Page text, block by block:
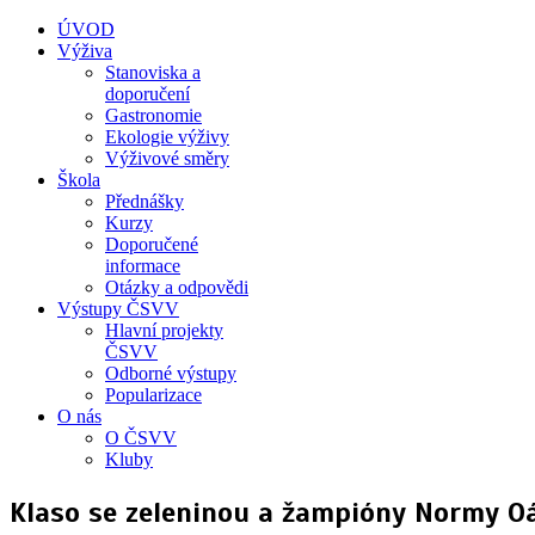
ÚVOD
Výživa
Stanoviska a
doporučení
Gastronomie
Ekologie výživy
Výživové směry
Škola
Přednášky
Kurzy
Doporučené
informace
Otázky a odpovědi
Výstupy ČSVV
Hlavní projekty
ČSVV
Odborné výstupy
Popularizace
O nás
O ČSVV
Kluby
Klaso se zeleninou a žampióny Normy